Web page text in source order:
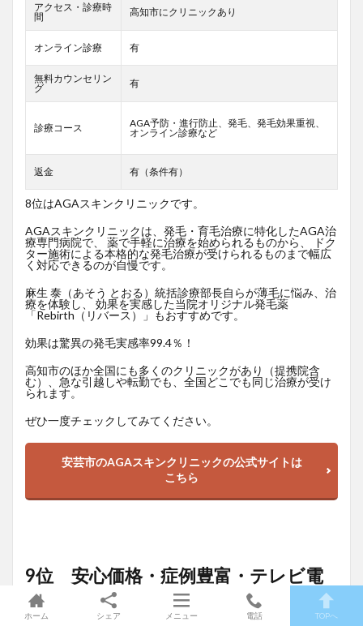
アクセス・診療時
間
高知市にクリニックあり
オンライン診療 有
無料カウンセリン
グ
有
診療コース
AGA予防・進行防止、発毛、発毛効果重視、
オンライン診療など
返金 有（条件有）
8位はAGAスキンクリニックです。
AGAスキンクリニックは、発毛・育毛治療に特化したAGA治
療専門病院で、 薬で手軽に治療を始められるものから、 ドク
ター施術による本格的な発毛治療が受けられるものまで幅広
く対応できるのが自慢です。
麻生 泰（あそう とおる）統括診療部長自らが薄毛に悩み、治
療を体験し、 効果を実感した当院オリジナル発毛薬
「Rebirth（リバース）」もおすすめです。
効果は驚異の発毛実感率99.4％！
高知市のほか全国にも多くのクリニックがあり（提携院含
む）、急な引越しや転勤でも、全国どこでも同じ治療が受け
られます。
ぜひ一度チェックしてみてください。
安芸市のAGAスキンクリニックの公式サイトは
こちら
9位 安心価格・症例豊富・テレビ電
話対応「AGAヘアクリニック」
ホーム シェア メニュー 電話 TOPへ